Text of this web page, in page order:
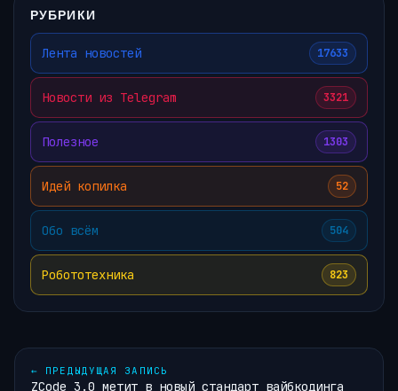
РУБРИКИ
Лента новостей 17633
Новости из Telegram 3321
Полезное 1303
Идей копилка 52
Обо всём 504
Робототехника 823
← ПРЕДЫДУЩАЯ ЗАПИСЬ
ZCode 3.0 метит в новый стандарт вайбкодинга